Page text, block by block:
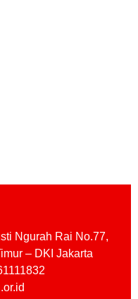
Ngurah Rai No.77,
– DKI Jakarta